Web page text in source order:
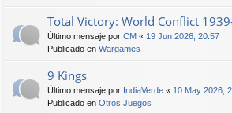
Total Victory: World Conflict
Último mensaje por CM « 19 Jun 2026, 20:57
Publicado en Wargames
9 Kings
Último mensaje por IndiaVerde « 10 May 2026,
Publicado en Otros Juegos